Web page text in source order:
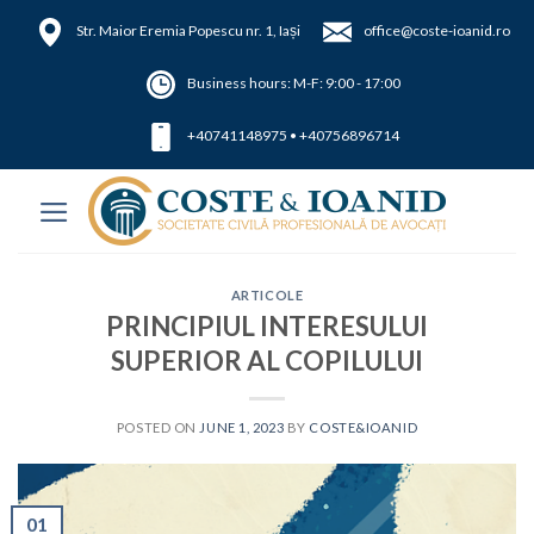
Str. Maior Eremia Popescu nr. 1, Iași office@coste-ioanid.ro
Business hours: M-F: 9:00 - 17:00
+40741148975 • +40756896714
ARTICOLE
PRINCIPIUL INTERESULUI
SUPERIOR AL COPILULUI
POSTED ON JUNE 1, 2023 BY COSTE&IOANID
01